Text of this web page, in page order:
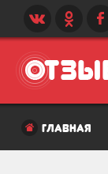
главная